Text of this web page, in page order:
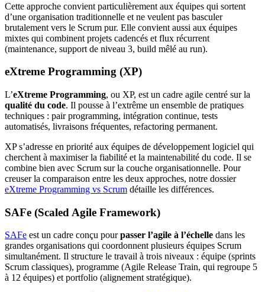
Cette approche convient particulièrement aux équipes qui sortent
d’une organisation traditionnelle et ne veulent pas basculer
brutalement vers le Scrum pur. Elle convient aussi aux équipes
mixtes qui combinent projets cadencés et flux récurrent
(maintenance, support de niveau 3, build mêlé au run).
eXtreme Programming (XP)
L’eXtreme Programming, ou XP, est un cadre agile centré sur la
qualité du code. Il pousse à l’extrême un ensemble de pratiques
techniques : pair programming, intégration continue, tests
automatisés, livraisons fréquentes, refactoring permanent.
XP s’adresse en priorité aux équipes de développement logiciel qui
cherchent à maximiser la fiabilité et la maintenabilité du code. Il se
combine bien avec Scrum sur la couche organisationnelle. Pour
creuser la comparaison entre les deux approches, notre dossier
eXtreme Programming vs Scrum détaille les différences.
SAFe (Scaled Agile Framework)
SAFe est un cadre conçu pourpasser l’agile à l’échelle dans les
grandes organisations qui coordonnent plusieurs équipes Scrum
simultanément. Il structure le travail à trois niveaux : équipe (sprints
Scrum classiques), programme (Agile Release Train, qui regroupe 5
à 12 équipes) et portfolio (alignement stratégique).